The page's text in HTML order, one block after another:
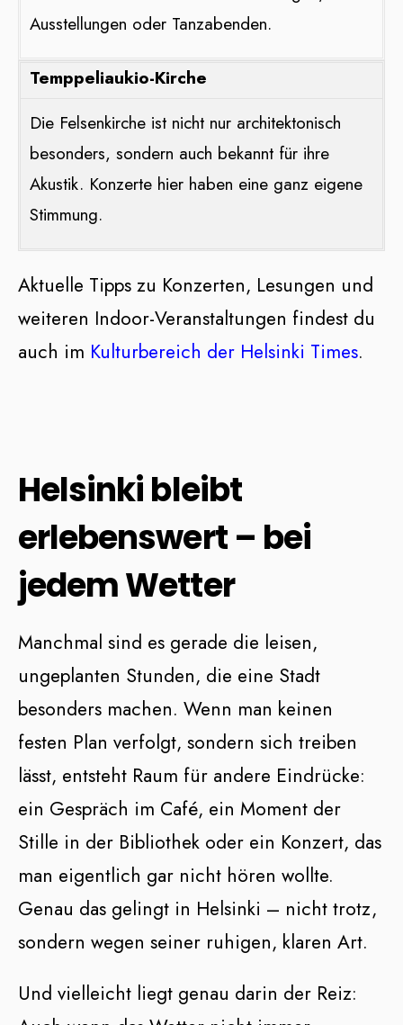
Ausstellungen oder Tanzabenden.
Temppeliaukio-Kirche
Die Felsenkirche ist nicht nur architektonisch
besonders, sondern auch bekannt für ihre
Akustik. Konzerte hier haben eine ganz eigene
Stimmung.
Aktuelle Tipps zu Konzerten, Lesungen und
weiteren Indoor-Veranstaltungen findest du
auch im Kulturbereich der Helsinki Times.
Helsinki bleibt
erlebenswert – bei
jedem Wetter
Manchmal sind es gerade die leisen,
ungeplanten Stunden, die eine Stadt
besonders machen. Wenn man keinen
festen Plan verfolgt, sondern sich treiben
lässt, entsteht Raum für andere Eindrücke:
ein Gespräch im Café, ein Moment der
Stille in der Bibliothek oder ein Konzert, das
man eigentlich gar nicht hören wollte.
Genau das gelingt in Helsinki – nicht trotz,
sondern wegen seiner ruhigen, klaren Art.
Und vielleicht liegt genau darin der Reiz: